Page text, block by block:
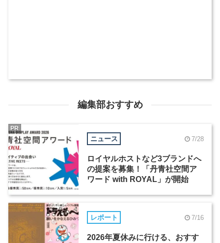
編集部おすすめ
ニュース 7/28
ロイヤルホストなど3ブランドへ
の提案を募集！「丹青社空間ア
ワード with ROYAL」が開始
PR
レポート 7/16
2026年夏休みに行ける、おすす